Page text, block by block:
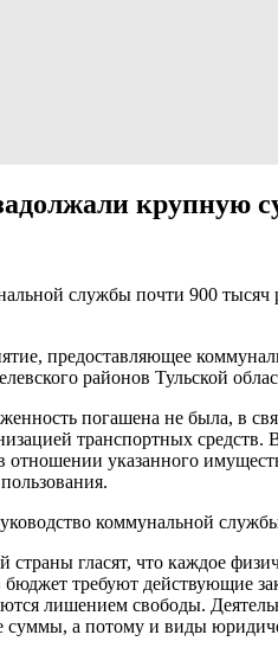
крупную
службы почти 900
предоставляющее
районов Тульской
погашена не была, в
транспортных
отношении указанного
коммунальной
гласят, что каждое
бюджет требуют действующие
лишением свободы.
суммы, а потому и виды